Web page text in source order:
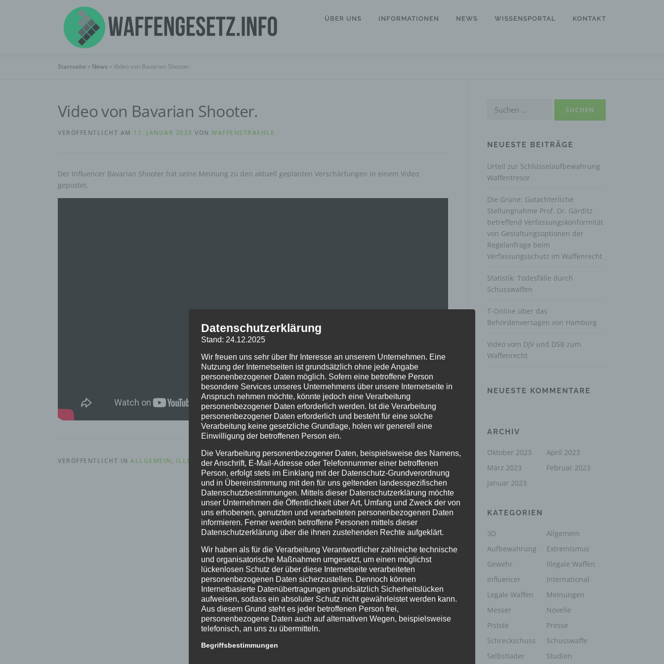
ÜBER UNS INFORMATIONEN NEWS WISSENSPORTAL KONTAKT
Startseite » News » Video von Bavarian Shooter.
Video von Bavarian Shooter.
VERÖFFENTLICHT AM 11. JANUAR 2023 VON WAFFENSTRAEHLE
Der Influencer Bavarian Shooter hat seine Meinung zu den aktuell geplanten Verschärfungen in einem Video
gepostet.
VERÖFFENTLICHT IN ALLGEMEIN , ILLEGALE WAFFEN,INFLUENCER,LEGALE WAFFEN,MEINUNGEN
Suchen
nach:
NEUESTE BEITRÄGE
Urteil zur Schlüsselaufbewahrung
Waffentresor
Die Grüne: Gutachterliche
Stellungnahme Prof. Dr. Gärditz
betreffend Verfassungskonformität
von Gestaltungsoptionen der
Regelanfrage beim
Verfassungsschutz im Waffenrecht
Statistik: Todesfälle durch
Schusswaffen
T-Online über das
Behördenversagen von Hamburg
Video vom DJV und DSB zum
Waffenrecht
NEUESTE KOMMENTARE
ARCHIV
Oktober 2023
April 2023
März 2023
Februar 2023
Januar 2023
KATEGORIEN
3D
Allgemein
Aufbewahrung
Extremismus
Gewehr
Illegale Waffen
Influencer
International
Legale Waffen
Meinungen
Messer
Novelle
Pistole
Presse
Schreckschuss
Schusswaffe
Selbstlader
Studien
Datenschutzerklärung
Stand: 24.12.2025
Wir freuen uns sehr über Ihr Interesse an unserem Unternehmen. Eine
Nutzung der Internetseiten ist grundsätzlich ohne jede Angabe
personenbezogener Daten möglich. Sofern eine betroffene Person
besondere Services unseres Unternehmens über unsere Internetseite in
Anspruch nehmen möchte, könnte jedoch eine Verarbeitung
personenbezogener Daten erforderlich werden. Ist die Verarbeitung
personenbezogener Daten erforderlich und besteht für eine solche
Verarbeitung keine gesetzliche Grundlage, holen wir generell eine
Einwilligung der betroffenen Person ein.
Die Verarbeitung personenbezogener Daten, beispielsweise des Namens,
der Anschrift, E-Mail-Adresse oder Telefonnummer einer betroffenen
Person, erfolgt stets im Einklang mit der Datenschutz-Grundverordnung
und in Übereinstimmung mit den für uns geltenden landesspezifischen
Datenschutzbestimmungen. Mittels dieser Datenschutzerklärung möchte
unser Unternehmen die Öffentlichkeit über Art, Umfang und Zweck der von
uns erhobenen, genutzten und verarbeiteten personenbezogenen Daten
informieren. Ferner werden betroffene Personen mittels dieser
Datenschutzerklärung über die ihnen zustehenden Rechte aufgeklärt.
Wir haben als für die Verarbeitung Verantwortlicher zahlreiche technische
und organisatorische Maßnahmen umgesetzt, um einen möglichst
lückenlosen Schutz der über diese Internetseite verarbeiteten
personenbezogenen Daten sicherzustellen. Dennoch können
Internetbasierte Datenübertragungen grundsätzlich Sicherheitslücken
aufweisen, sodass ein absoluter Schutz nicht gewährleistet werden kann.
Aus diesem Grund steht es jeder betroffenen Person frei,
personenbezogene Daten auch auf alternativen Wegen, beispielsweise
telefonisch, an uns zu übermitteln.
Begriffsbestimmungen